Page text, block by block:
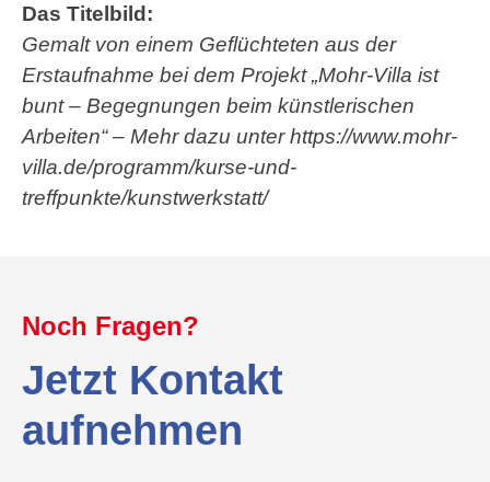
Das Titelbild:
Gemalt von einem Geflüchteten aus der
Erstaufnahme bei dem Projekt „Mohr-Villa ist
bunt – Begegnungen beim künstlerischen
Arbeiten“ – Mehr dazu unter https://www.mohr-
villa.de/programm/kurse-und-
treffpunkte/kunstwerkstatt/
Noch Fragen?
Jetzt Kontakt
aufnehmen